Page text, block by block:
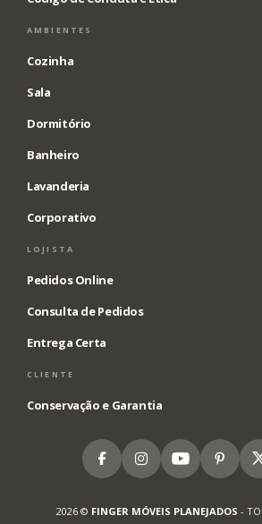
AMBIENTES
Cozinha
Sala
Dormitório
Banheiro
Lavanderia
Corporativo
LOJISTA
Pedidos Online
Consulta de Pedidos
Entrega Certa
CLIENTE
Conservação e Garantia
FacebookInstagramYoutube
2026 © FINGER MÓVEIS PLANEJADOS -